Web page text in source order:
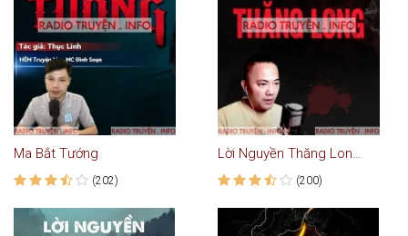
Ma Bắt Tướng
(202)
Lời Nguyền Thăng Long Tứ Trấn
(200)